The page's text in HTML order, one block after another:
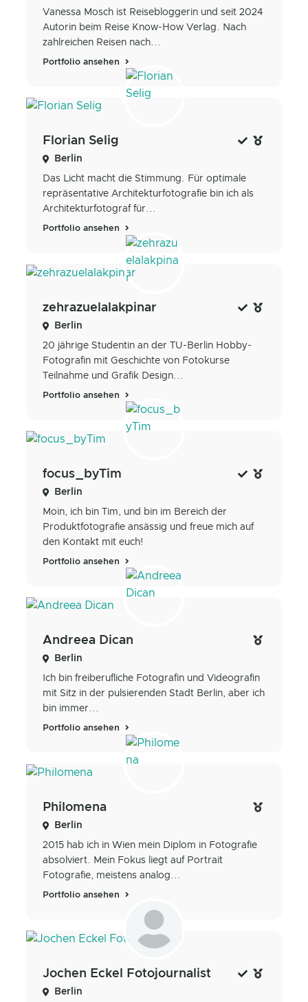
Vanessa Mosch ist Reisebloggerin und seit 2024
Autorin beim Reise Know-How Verlag. Nach
zahlreichen Reisen nach...
Portfolio ansehen
Florian Selig
Berlin
Das Licht macht die Stimmung. Für optimale
repräsentative Architekturfotografie bin ich als
Architekturfotograf für...
Portfolio ansehen
zehrazuelalakpinar
Berlin
20 jährige Studentin an der TU-Berlin Hobby-
Fotografin mit Geschichte von Fotokurse
Teilnahme und Grafik Design...
Portfolio ansehen
focus_byTim
Berlin
Moin, ich bin Tim, und bin im Bereich der
Produktfotografie ansässig und freue mich auf
den Kontakt mit euch!
Portfolio ansehen
Andreea Dican
Berlin
Ich bin freiberufliche Fotografin und Videografin
mit Sitz in der pulsierenden Stadt Berlin, aber ich
bin immer...
Portfolio ansehen
Philomena
Berlin
2015 hab ich in Wien mein Diplom in Fotografie
absolviert. Mein Fokus liegt auf Portrait
Fotografie, meistens analog...
Portfolio ansehen
Jochen Eckel Fotojournalist
Berlin